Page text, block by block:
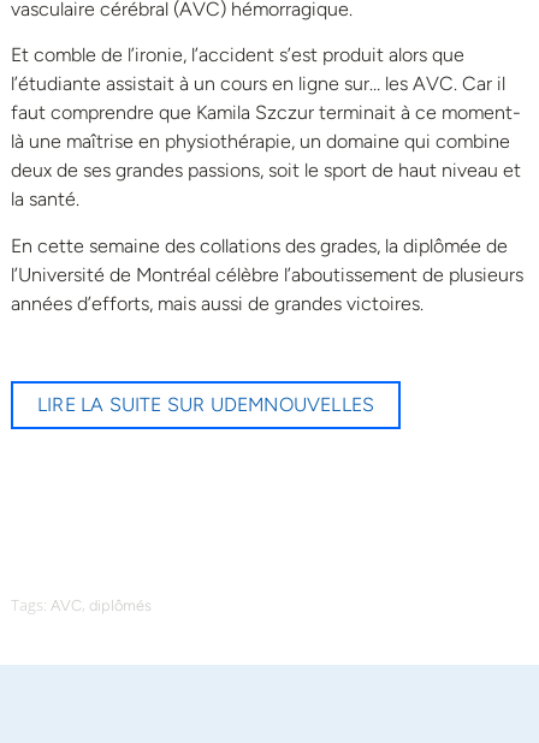
vasculaire cérébral (AVC) hémorragique.
Et comble de l’ironie, l’accident s’est produit alors que
l’étudiante assistait à un cours en ligne sur… les AVC. Car il
faut comprendre que Kamila Szczur terminait à ce moment-
là une maîtrise en physiothérapie, un domaine qui combine
deux de ses grandes passions, soit le sport de haut niveau et
la santé.
En cette semaine des collations des grades, la diplômée de
l’Université de Montréal célèbre l’aboutissement de plusieurs
années d’efforts, mais aussi de grandes victoires.
LIRE LA SUITE SUR UDEMNOUVELLES
Tags: AVC, diplômés